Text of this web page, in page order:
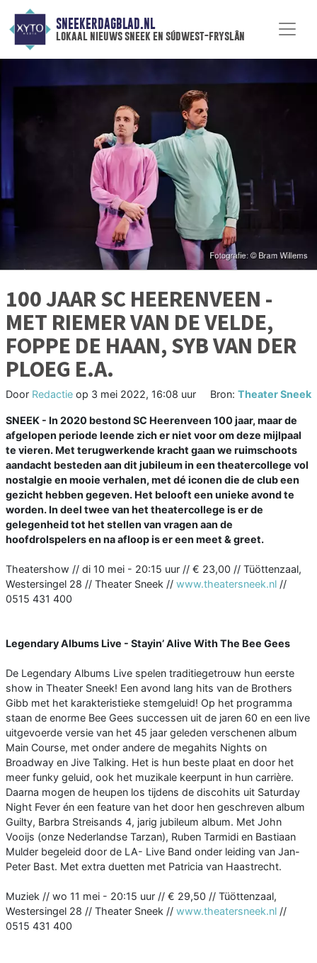
SNEEKERDAGBLAD.NL
lokaal nieuws sneek en súdwest-fryslân
100 JAAR SC HEERENVEEN -
MET RIEMER VAN DE VELDE,
FOPPE DE HAAN, SYB VAN DER
PLOEG E.A.
Door Redactie op 3 mei 2022, 16:08 uur Bron: Theater Sneek
SNEEK - In 2020 bestond SC Heerenveen 100 jaar, maar de
afgelopen periode leende zich er niet voor om deze mijlpaal
te vieren. Met terugwerkende kracht gaan we ruimschoots
aandacht besteden aan dit jubileum in een theatercollege vol
nostalgie en mooie verhalen, met dé iconen die de club een
gezicht hebben gegeven. Het belooft een unieke avond te
worden. In deel twee van het theatercollege is er de
gelegenheid tot het stellen van vragen aan de
hoofdrolspelers en na afloop is er een meet & greet.
Theatershow // di 10 mei - 20:15 uur // € 23,00 // Tüöttenzaal,
Westersingel 28 // Theater Sneek // www.theatersneek.nl //
0515 431 400
Legendary Albums Live - Stayin’ Alive With The Bee Gees
De Legendary Albums Live spelen traditiegetrouw hun eerste
show in Theater Sneek! Een avond lang hits van de Brothers
Gibb met het karakteristieke stemgeluid! Op het programma
staan de enorme Bee Gees successen uit de jaren 60 en een live
uitgevoerde versie van het 45 jaar geleden verschenen album
Main Course, met onder andere de megahits Nights on
Broadway en Jive Talking. Het is hun beste plaat en door het
meer funky geluid, ook het muzikale keerpunt in hun carrière.
Daarna mogen de heupen los tijdens de discohits uit Saturday
Night Fever én een feature van het door hen geschreven album
Guilty, Barbra Streisands 4, jarig jubileum album. Met John
Vooijs (onze Nederlandse Tarzan), Ruben Tarmidi en Bastiaan
Mulder begeleid door de LA- Live Band onder leiding van Jan-
Peter Bast. Met extra duetten met Patricia van Haastrecht.
Muziek // wo 11 mei - 20:15 uur // € 29,50 // Tüöttenzaal,
Westersingel 28 // Theater Sneek // www.theatersneek.nl //
0515 431 400